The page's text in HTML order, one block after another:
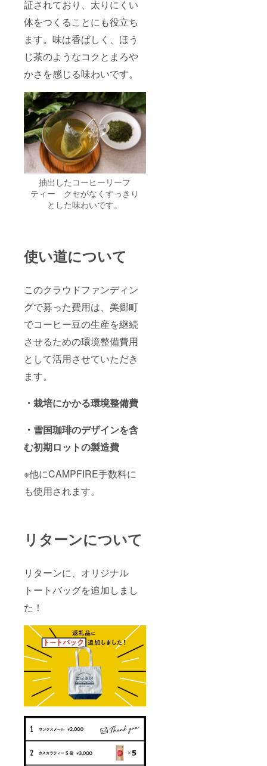
証されており、太りにくい
体をつくることにも役立ち
ます。味は香ばしく、ほう
じ茶のようなコクとまろや
かさを感じる味わいです。
抽出したコーヒーリーフ
ティー クセがなくすっきり
とした味わいです。
使い道について
このクラウドファンディン
グで募った費用は、美郷町
でコーヒー豆の生産を継続
させるための環境整備費用
として活用させていただき
ます。
・栽培にかかる環境整備費
・雪国珈琲のデザインを含
む初期ロットの製造費
※他にCAMPFIRE手数料に
も使用されます。
リターンについて
リターンに、オリジナル
トートバッグを追加しまし
た！